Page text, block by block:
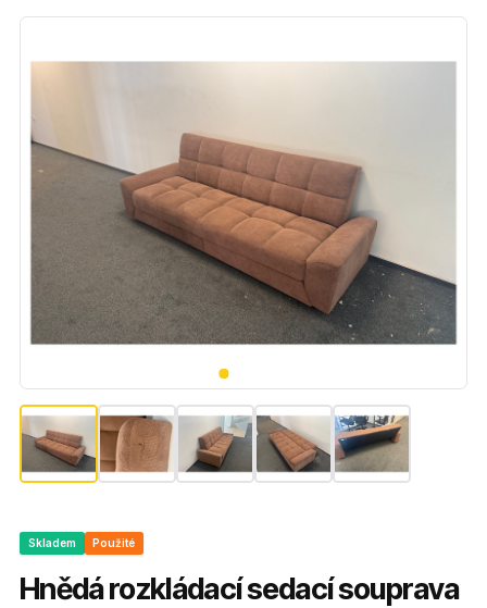
Skladem Použité
Hnědá rozkládací sedací souprava